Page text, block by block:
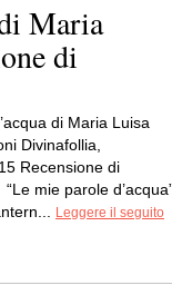
Maria
di
di Maria Luisa
Divinafollia,
Recensione di
mie parole
Leggere il seguito